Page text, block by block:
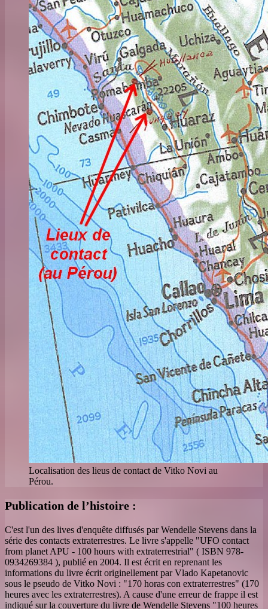
Localisation des lieus de contact de Vitko Novi au
Pérou.
Publication de l’histoire :
C'est l'un des lives d'enquête diffusés par Wendelle Stevens dans la
série des contacts extraterrestres. Le livre s'appelle "UFO contact
from planet APU - 100 hours with extraterrestrial" ( ISBN 978-
0934269384 ), publié en 2004. Il est écrit en reprenant les
informations du livre écrit originellement par Vlado Kapetanovic
sous le pseudo de Vitko Novi : "170 horas con extraterrestres" (170
heures avec les extraterrestres). A cause d'une erreur de frappe il est
indiqué sur la couverture du livre de Wendelle Stevens "100 heures